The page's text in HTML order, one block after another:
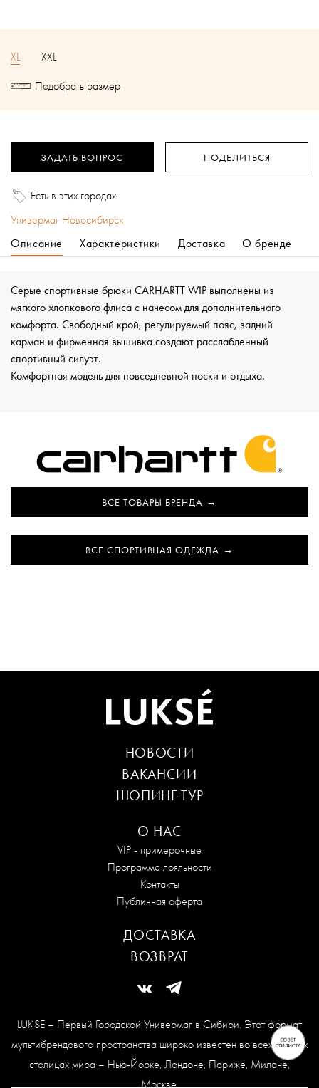
XL
XXL
Подобрать размер
ЗАДАТЬ ВОПРОС ПОДЕЛИТЬСЯ
Есть в этих городах
Универмаг Новосибирск
Описание
Характеристики Доставка О бренде
Серые спортивные брюки CARHARTT WIP выполнены из
мягкого хлопкового флиса с начесом для дополнительного
комфорта. Свободный крой, регулируемый пояс, задний
карман и фирменная вышивка создают расслабленный
спортивный силуэт.
Комфортная модель для повседневной носки и отдыха.
ВСЕ ТОВАРЫ БРЕНДА
ВСЕ СПОРТИВНАЯ ОДЕЖДА
LUKSE – Первый Городской Универмаг в Сибири. Этот формат
мультибрендового пространства широко известен во всех модных
столицах мира – Нью-Йорке, Лондоне, Париже, Милане,
Москве.
О НАС
VIP - примерочные
Программа лояльности
Контакты
Публичная оферта
НОВОСТИ
ВАКАНСИИ
ШОПИНГ-ТУР
ДОСТАВКА
ВОЗВРАТ